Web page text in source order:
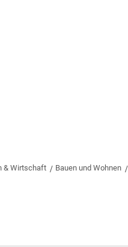
& Wirtschaft Bauen und Wohnen